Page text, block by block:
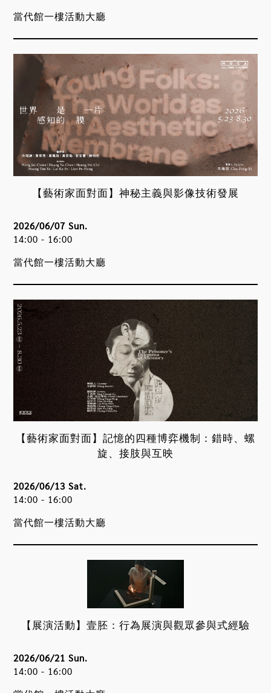
當代館一樓活動大廳
【藝術家面對面】神秘主義與影像技術發展
當代館一樓活動大廳
2026/06/07 Sun.
14:00 - 16:00
【藝術家面對面】記憶的四種博弈機制：錯時、螺
旋、接肢與互映
當代館一樓活動大廳
2026/06/13 Sat.
14:00 - 16:00
【展演活動】壹胚：行為展演與觀眾參與式經驗
2026/06/21 Sun.
14:00 - 16:00